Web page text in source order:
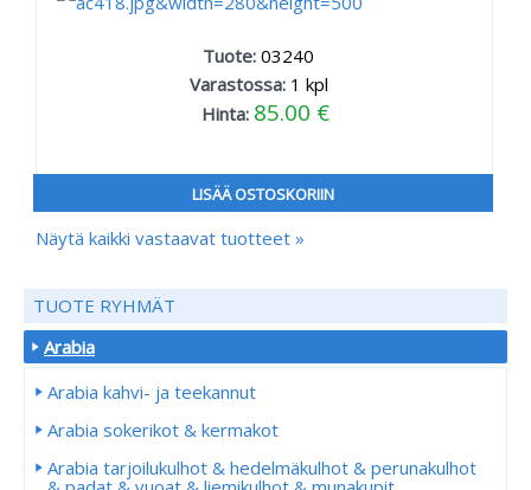
Tuote:03240
Varastossa: 1 kpl
Hinta: 85.00 €
LISÄÄ OSTOSKORIIN
Näytä kaikki vastaavat tuotteet »
TUOTE RYHMÄT
Arabia
Arabia kahvi- ja teekannut
Arabia sokerikot & kermakot
Arabia tarjoilukulhot & hedelmäkulhot & perunakulhot